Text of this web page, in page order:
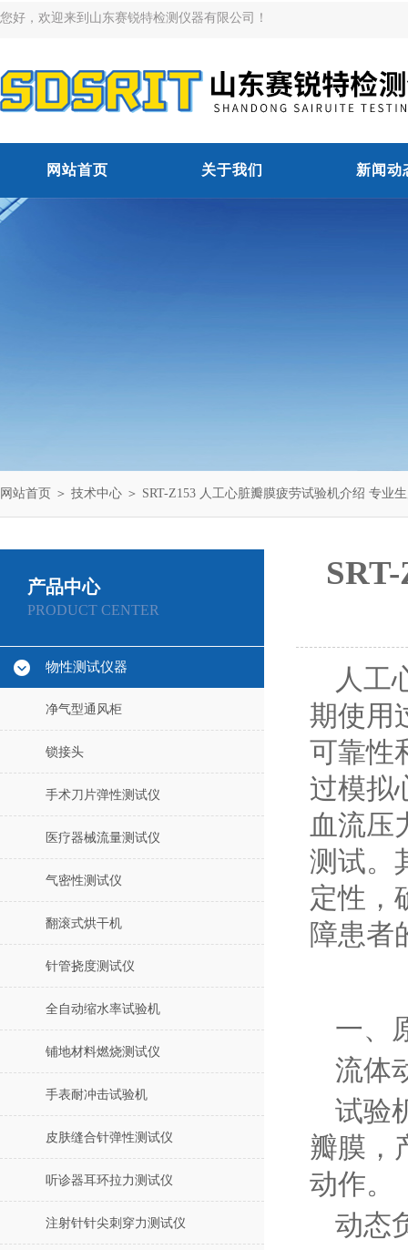
您好，欢迎来到山东赛锐特检测仪器有限公司！
网站首页 关于我们 新闻动
网站首页 ＞ 技术中心 ＞ SRT-Z153 人工心脏瓣膜疲劳试验机介绍 专业
产品中心
PRODUCT CENTER
物性测试仪器
净气型通风柜
锁接头
手术刀片弹性测试仪
医疗器械流量测试仪
气密性测试仪
翻滚式烘干机
针管挠度测试仪
全自动缩水率试验机
铺地材料燃烧测试仪
手表耐冲击试验机
皮肤缝合针弹性测试仪
听诊器耳环拉力测试仪
注射针针尖刺穿力测试仪
人工
期使用
可靠性
过模拟
血流压
测试。
定性，
障患者
一、
流体
试验
瓣膜，
动作。
动态